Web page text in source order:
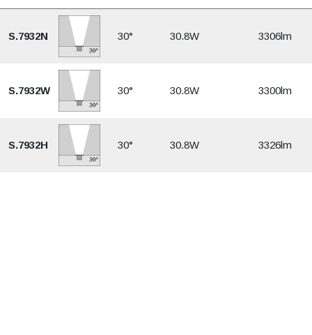
S.7932N 30° 30.8W 3306lm
S.7932W 30° 30.8W 3300lm
S.7932H 30° 30.8W 3326lm